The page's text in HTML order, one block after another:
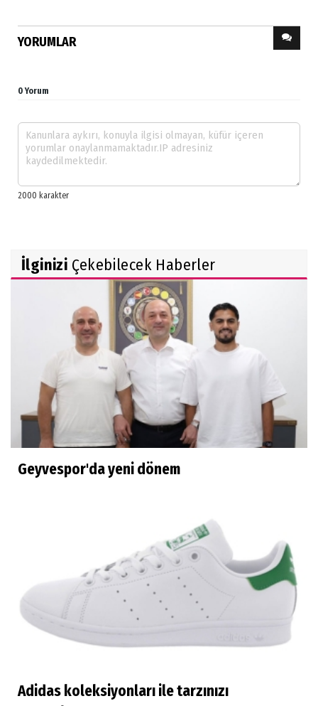
YORUMLAR
0 Yorum
İlginizi Çekebilecek Haberler
Geyvespor'da yeni dönem
Adidas koleksiyonları ile tarzınızı